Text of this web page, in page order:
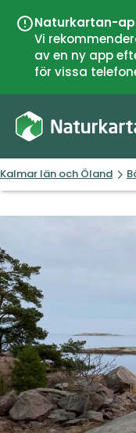
Naturkartan-
Vi
av en ny app
för vissa
Kalmar län och Öland